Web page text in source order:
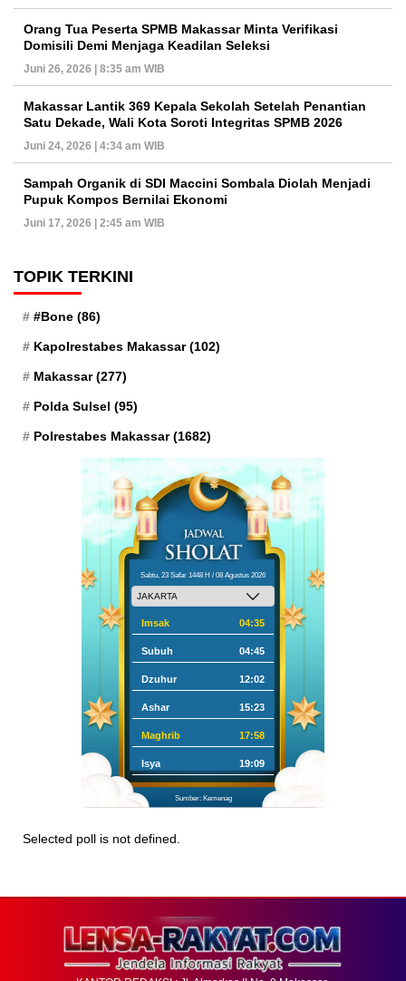
Orang Tua Peserta SPMB Makassar Minta Verifikasi
Domisili Demi Menjaga Keadilan Seleksi
Juni 26, 2026 | 8:35 am WIB
Makassar Lantik 369 Kepala Sekolah Setelah Penantian
Satu Dekade, Wali Kota Soroti Integritas SPMB 2026
Juni 24, 2026 | 4:34 am WIB
Sampah Organik di SDI Maccini Sombala Diolah Menjadi
Pupuk Kompos Bernilai Ekonomi
Juni 17, 2026 | 2:45 am WIB
TOPIK TERKINI
#Bone (86)
Kapolrestabes Makassar(102)
Makassar(277)
Polda Sulsel (95)
Polrestabes Makassar(1682)
Sabtu, 23 Safar 1448 H / 08 Agustus 2026
Imsak 04:35
Subuh 04:45
Dzuhur 12:02
Ashar 15:23
Maghrib 17:58
Isya 19:09
Sumber: Kemenag
Selected poll is not defined.